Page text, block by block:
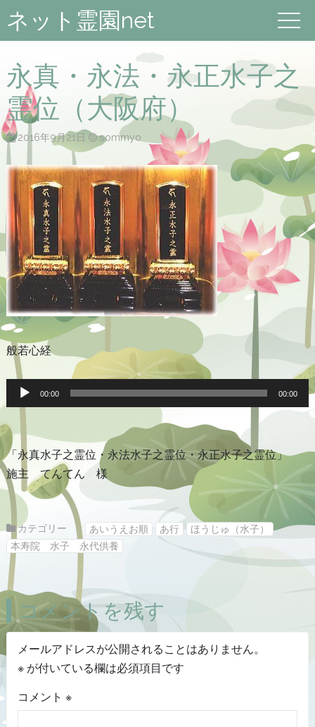
ネット霊園net
永真・永法・永正水子之
霊位（大阪府）
2016年9月21日 sommyo
般若心経
音
プ
ー
ヤ
ー
00:00 00:00
「永真水子之霊位・永法水子之霊位・永正水子之霊位」
施主 てんてん 様
カテゴリー あいうえお順 あ行
ほうじゅ（水子）
本寿院 水子 永代供養
コメントを残す
メールアドレスが公開されることはありません。
※が付いている欄は必須項目です
コメント ※